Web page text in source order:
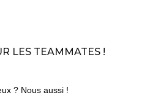
LES TEAMMATES !
? Nous aussi !